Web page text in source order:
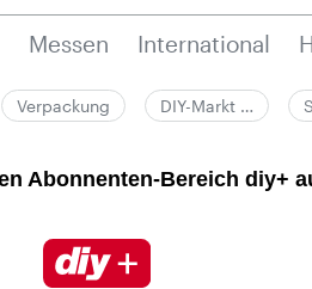
Messen International
Verpackung DIY-Markt …